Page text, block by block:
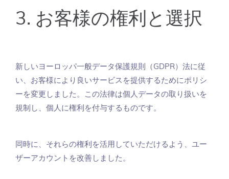
3. お客様の権利と選択
新しいヨーロッパ一般データ保護規則（GDPR）法に従
い、お客様により良いサービスを提供するためにポリシ
ーを変更しました。この法律は個人データの取り扱いを
規制し、個人に権利を付与するものです。
同時に、それらの権利を活用していただけるよう、ユー
ザーアカウントを改善しました。